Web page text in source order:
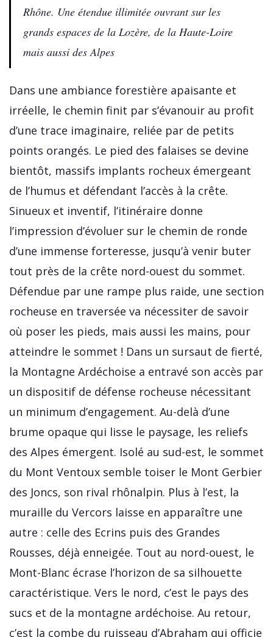
Rhône. Une étendue illimitée ouvrant sur les
grands espaces de la Lozère, de la Haute-Loire
mais aussi des Alpes
Dans une ambiance forestière apaisante et
irréelle, le chemin finit par s’évanouir au profit
d’une trace imaginaire, reliée par de petits
points orangés. Le pied des falaises se devine
bientôt, massifs implants rocheux émergeant
de l’humus et défendant l’accès à la crête.
Sinueux et inventif, l’itinéraire donne
l’impression d’évoluer sur le chemin de ronde
d’une immense forteresse, jusqu’à venir buter
tout près de la crête nord-ouest du sommet.
Défendue par une rampe plus raide, une section
rocheuse en traversée va nécessiter de savoir
où poser les pieds, mais aussi les mains, pour
atteindre le sommet ! Dans un sursaut de fierté,
la Montagne Ardéchoise a entravé son accès par
un dispositif de défense rocheuse nécessitant
un minimum d’engagement. Au-delà d’une
brume opaque qui lisse le paysage, les reliefs
des Alpes émergent. Isolé au sud-est, le sommet
du Mont Ventoux semble toiser le Mont Gerbier
des Joncs, son rival rhônalpin. Plus à l’est, la
muraille du Vercors laisse en apparaître une
autre : celle des Ecrins puis des Grandes
Rousses, déjà enneigée. Tout au nord-ouest, le
Mont-Blanc écrase l’horizon de sa silhouette
caractéristique. Vers le nord, c’est le pays des
sucs et de la montagne ardéchoise. Au retour,
c’est la combe du ruisseau d’Abraham qui officie